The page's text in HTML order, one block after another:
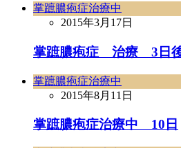
掌蹠膿疱症治療中
2015年3月17日
掌蹠膿疱症 治療 3日
掌蹠膿疱症治療中
2015年8月11日
掌蹠膿疱症治療中 10日